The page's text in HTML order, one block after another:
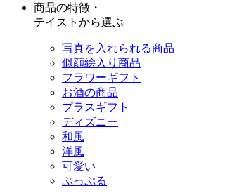
商品の特徴・
テイストから選ぶ
写真を入れられる商品
似顔絵入り商品
フラワーギフト
お酒の商品
プラスギフト
ディズニー
和風
洋風
可愛い
ぷっぷる